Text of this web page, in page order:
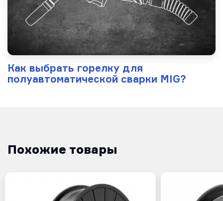
Как выбрать горелку для
полуавтоматической сварки MIG?
Похожие товары